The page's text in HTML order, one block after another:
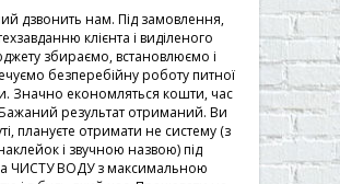
дзвонить нам. Під замовлення,
клієнта і виділеного
збираємо, встановлюємо і
безперебійну роботу питної
Значно економляться кошти, час
результат отриманий. Ви
плануєте отримати не систему (з
і звучною назвою) під
ЧИСТУ ВОДУ з максимальною